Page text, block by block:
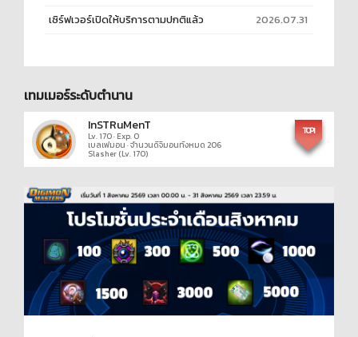
เซิร์ฟเวอร์เปิดให้บริการตามปกติแล้ว
2026.07.31
เทมเมอร์ระดับตำนาน
InSTRuMenT
Lv. 170· Exp. 0
เบลเฟมอน·จำนวนดิจิมอนทั้งหมด 206
Slasher (Lv. 170)
TOP 1
NACHPER
ลิเวียมอน
AGUMON (Lv. 170)
Disappear
Lv. 170·Exp. 0
ลิเวียมอน·จำนวนดิจิมอนทั้งหมด 181
FamilaiLife (Lv. 170)
Psee
Lv. 170·Exp. 0
ลิเวียมอน
พลทหารทามามะ (Lv. 170)
TOP 4
Mephistoz
Lv. 170 TOP 5